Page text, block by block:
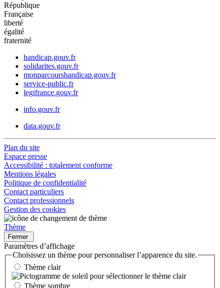
République
Française
liberté
égalité
fraternité
handicap.gouv.fr
solidarites.gouv.fr
monparcourshandicap.gouv.fr
service-public.fr
legifrance.gouv.fr
info.gouv.fr
data.gouv.fr
Plan du site
Espace presse
Accessibilité : totalement conforme
Mentions légales
Politique de confidentialité
Contact particuliers
Contact professionnels
Gestion des cookies
Thème
Fermer
Paramètres d’affichage
Choisissez un thème pour personnaliser l’apparence du site.
Thème clair
Thème sombre